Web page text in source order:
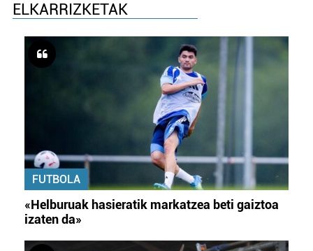
ELKARRIZKETAK
FUTBOLA
«Helburuak hasieratik markatzea beti gaiztoa
izaten da»